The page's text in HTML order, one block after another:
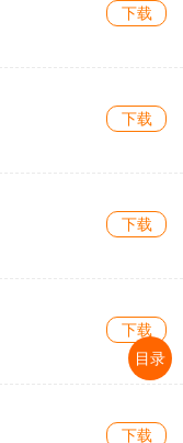
下载
下载
下载
下载
下载
目录